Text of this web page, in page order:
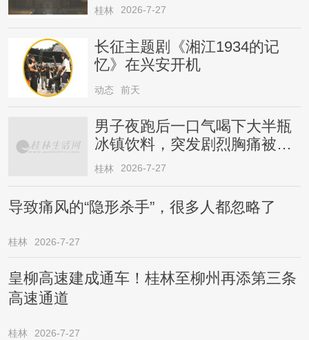
桂林 2026-7-27
长征主题剧《湘江1934的记
忆》在兴安开机
动态 前天
男子夜跑后一口气喝下大半瓶
冰镇饮料，突发剧烈胸痛被送
医！医生提醒→
桂林 2026-7-27
导致痛风的“隐形杀手”，很多人都忽略了
桂林 2026-7-27
皇柳高速建成通车！桂林至柳州再添第三条
高速通道
桂林 2026-7-27